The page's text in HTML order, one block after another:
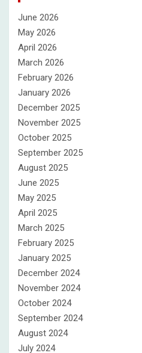
June 2026
May 2026
April 2026
March 2026
February 2026
January 2026
December 2025
November 2025
October 2025
September 2025
August 2025
June 2025
May 2025
April 2025
March 2025
February 2025
January 2025
December 2024
November 2024
October 2024
September 2024
August 2024
July 2024